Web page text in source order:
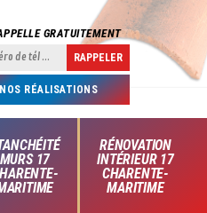
GRATUITEMENT
RÉALISATIONS
MURS 17
RÉNOVATION
INTÉRIEUR 17
CHARENTE-
MARITIME